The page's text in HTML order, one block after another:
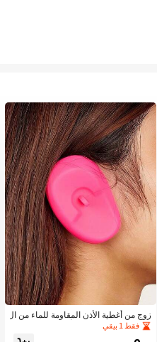
زوج من أغطية الأذن المقاومة للماء من ال
سيليكون لصبغ الشعر، أداة تصفيف الشع
فقط 1 بيقي